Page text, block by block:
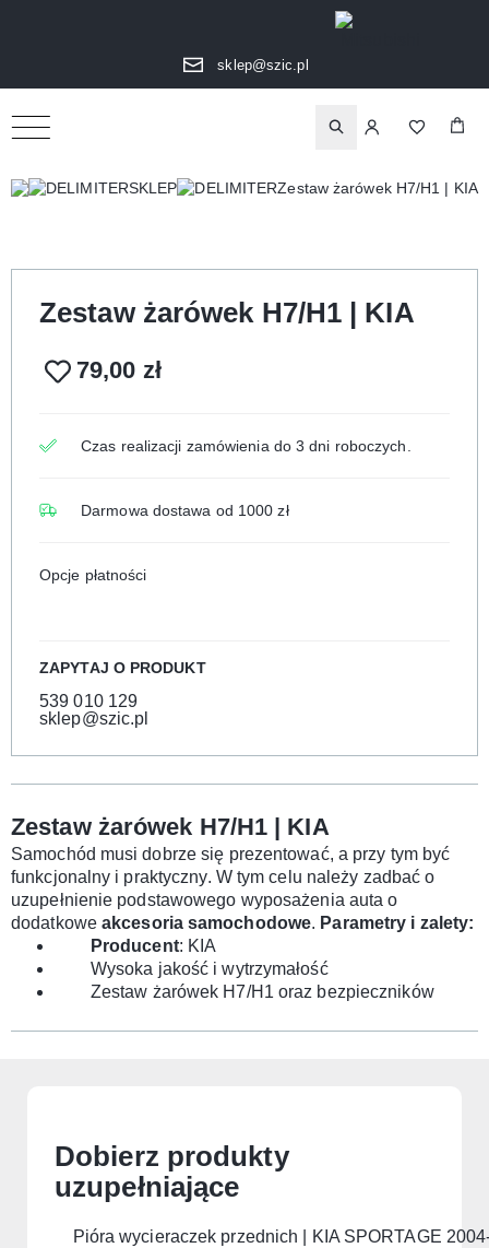
sklep@szic.pl
SKLEP Zestaw żarówek H7/H1 | KIA
Zestaw żarówek H7/H1 | KIA
79,00 zł
Czas realizacji zamówienia do 3 dni roboczych.
Darmowa dostawa od 1000 zł
Opcje płatności
ZAPYTAJ O PRODUKT
539 010 129
sklep@szic.pl
Zestaw żarówek H7/H1 | KIA
Samochód musi dobrze się prezentować, a przy tym być
funkcjonalny i praktyczny. W tym celu należy zadbać o
uzupełnienie podstawowego wyposażenia auta o
dodatkowe akcesoria samochodowe. Parametry i zalety:
Producent: KIA
Wysoka jakość i wytrzymałość
Zestaw żarówek H7/H1 oraz bezpieczników
Dobierz produkty
uzupełniające
Pióra wycieraczek przednich | KIA SPORTAGE